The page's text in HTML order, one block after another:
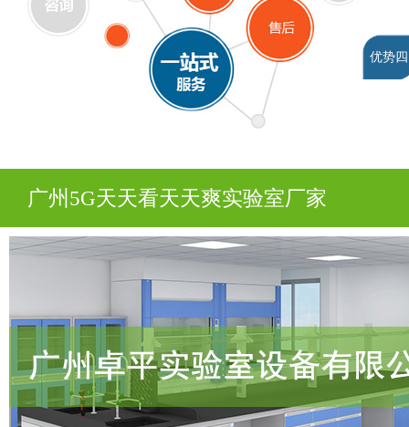
优势四
广州5G天天看天天爽实验室厂家